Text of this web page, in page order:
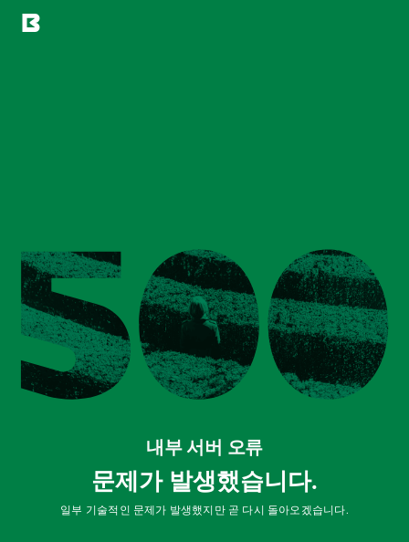
내부 서버 오류
문제가 발생했습니다.
일부 기술적인 문제가 발생했지만 곧 다시 돌아오겠습니다.